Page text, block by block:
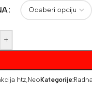
+
htz,NeoKategorije: